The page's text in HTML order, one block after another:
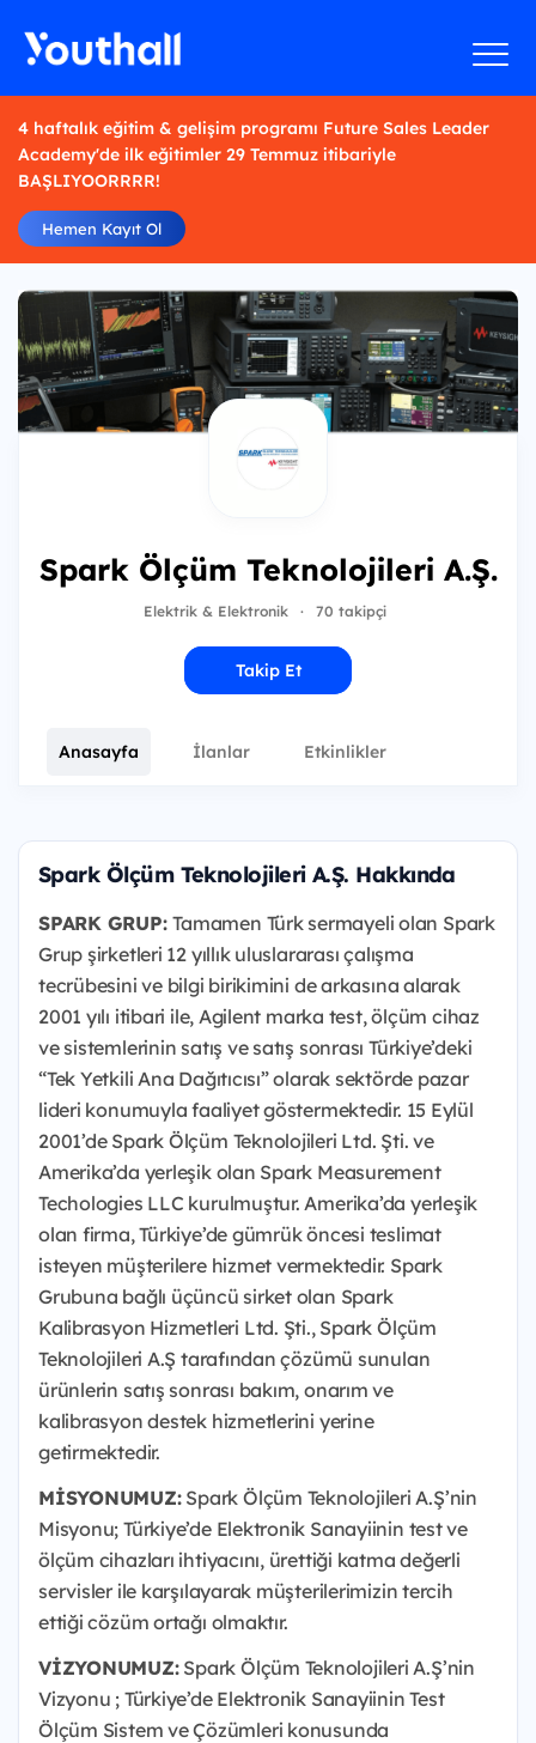
4 haftalık eğitim & gelişim programı Future Sales Leader
Academy'de ilk eğitimler 29 Temmuz itibariyle
BAŞLIYOORRRR!
Hemen Kayıt Ol
Spark Ölçüm Teknolojileri A.Ş.
Elektrik & Elektronik · 70 takipçi
Takip Et
Anasayfa İlanlar Etkinlikler
Spark Ölçüm Teknolojileri A.Ş. Hakkında
SPARK GRUP:Tamamen Türk sermayeli olan Spark
Grup şirketleri 12 yıllık uluslararası çalışma
tecrübesini ve bilgi birikimini de arkasına alarak
2001 yılı itibari ile, Agilent marka test, ölçüm cihaz
ve sistemlerinin satış ve satış sonrası Türkiye’deki
“Tek Yetkili Ana Dağıtıcısı” olarak sektörde pazar
lideri konumuyla faaliyet göstermektedir. 15 Eylül
2001’de Spark Ölçüm Teknolojileri Ltd. Şti. ve
Amerika’da yerleşik olan Spark Measurement
Techologies LLC kurulmuştur. Amerika’da yerleşik
olan firma, Türkiye’de gümrük öncesi teslimat
isteyen müşterilere hizmet vermektedir. Spark
Grubuna bağlı üçüncü sirket olan Spark
Kalibrasyon Hizmetleri Ltd. Şti., Spark Ölçüm
Teknolojileri A.Ş tarafından çözümü sunulan
ürünlerin satış sonrası bakım, onarım ve
kalibrasyon destek hizmetlerini yerine
getirmektedir.
MİSYONUMUZ:Spark Ölçüm Teknolojileri A.Ş’nin
Misyonu; Türkiye’de Elektronik Sanayiinin test ve
ölçüm cihazları ihtiyacını, ürettiği katma değerli
servisler ile karşılayarak müşterilerimizin tercih
ettiği cözüm ortağı olmaktır.
VİZYONUMUZ:Spark Ölçüm Teknolojileri A.Ş’nin
Vizyonu ; Türkiye’de Elektronik Sanayiinin Test
Ölçüm Sistem ve Çözümleri konusunda